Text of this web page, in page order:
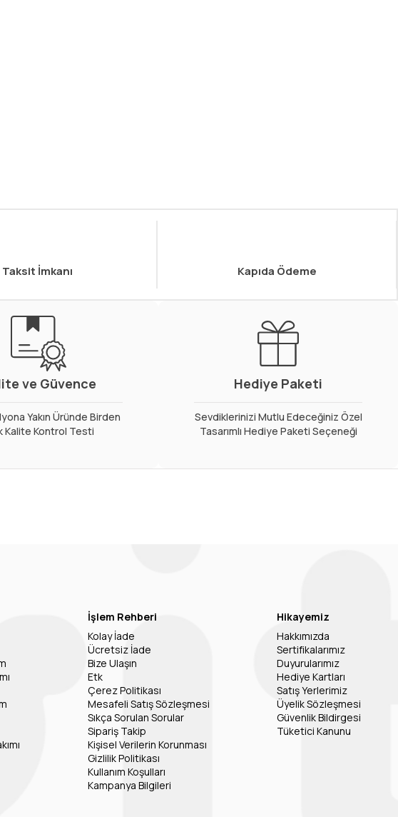
Taksit İmkanı Kapıda Ödeme
ve Güvence
Yakın Üründe Birden
Kalite Kontrol Testi
Hediye Paketi
Sevdiklerinizi Mutlu Edeceğiniz Özel
Tasarımlı Hediye Paketi Seçeneği
İşlem Rehberi
Kolay İade
Ücretsiz İade
Bize Ulaşın
Etk
Çerez Politikası
Mesafeli Satış Sözleşmesi
Sıkça Sorulan Sorular
Sipariş Takip
Kişisel Verilerin Korunması
Gizlilik Politikası
Kullanım Koşulları
Kampanya Bilgileri
Hikayemiz
Hakkımızda
Sertifikalarımız
Duyurularımız
Hediye Kartları
Satış Yerlerimiz
Üyelik Sözleşmesi
Güvenlik Bildirgesi
Tüketici Kanunu